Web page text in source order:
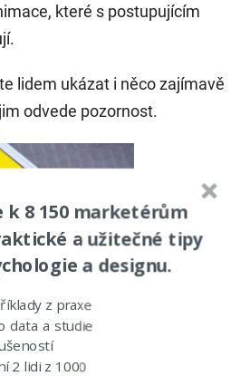
které s postupujícím
lidem ukázat i něco zajímavě
odvede pozornost.
k 8 150 marketérům
a užitečné tipy
a designu.
z praxe
data a studie
2 lidi z 1000